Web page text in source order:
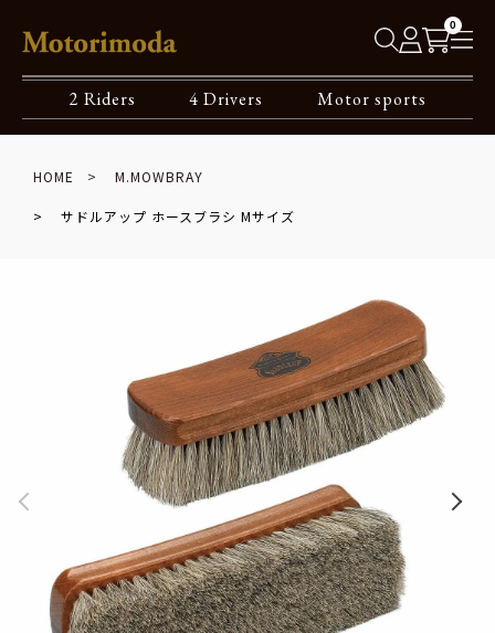
0
2 Riders 4 Drivers Motor sports
HOME M.MOWBRAY
サドルアップ ホースブラシ Mサイズ